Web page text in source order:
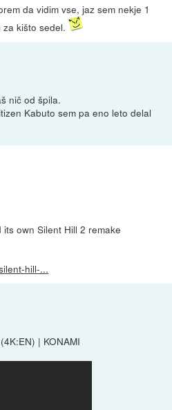
da vidim vse, jaz sem nekje 1
kišto sedel.
nič od špila.
Kabuto sem pa eno leto delal
own Silent Hill 2 remake
hill-...
| KONAMI